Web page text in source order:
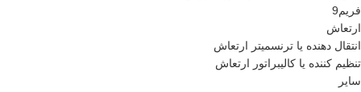
فریم9
ارتعاش
انتقال دهنده یا ترنسمیتر ارتعاش
تنظیم کننده یا کالیبراتور ارتعاش
سایر